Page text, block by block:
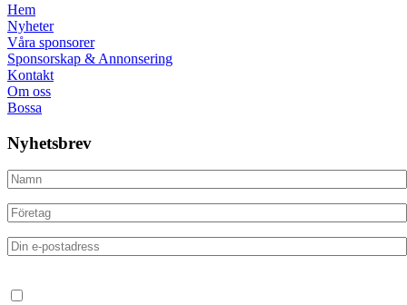
Hem
Nyheter
Våra sponsorer
Sponsorskap & Annonsering
Kontakt
Om oss
Bossa
Nyhetsbrev